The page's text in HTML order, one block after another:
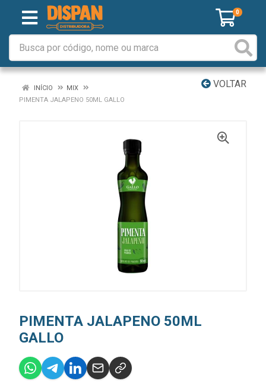
0
VOLTAR
INÍCIO
MIX
PIMENTA JALAPENO 50ML GALLO
PIMENTA JALAPENO 50ML
GALLO